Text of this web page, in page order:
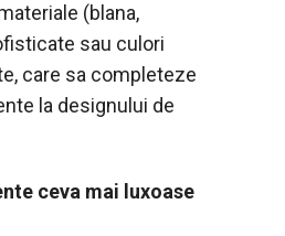
(blana,
sau culori
care sa completeze
la designului de
ceva mai luxoase